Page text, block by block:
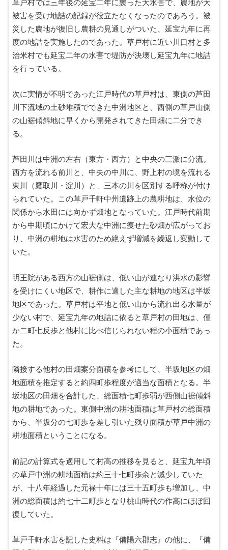
被害を受け地詰の記録が役立たなくなったのであろう。被
災した農地が復旧し農耕の見通しがついた、延宝九年に再
度の地詰を実施したのであった。草戸村に近い川口村と多
治米村でも延宝二年の水害で堤防が決壊し延宝九年に地詰
を行っている。
次に実情が不明であった江戸時代の草戸村は、東側の芦田
川下流域の土砂堆積でできた中洲地区と、西側の草戸山側
の山裾傾斜地に早くから開発されてきた田畑に二分でき
る。
芦田川は中洲の左右（東方・西方）と中央の三派に分流。
西方を流れる前川と、中央の中川に、野上村の境を流れる
東川（鷹取川・淀川）と、三本の川を区別する呼称が付け
られていた。この草戸千軒中州遺跡上の農耕地は、水位の
関係から水田には向かず畑地となっていた。江戸時代前期
から中期頃にかけて宏大な中洲に痩せた砂畑が広がってお
り、中洲の耕地は水害のため絶えず増減を繰返し変動して
いた。
明王院がある西方の山裾側は、低い山が連なり洪水の影響
を受けにくい地区で、耕作に適した主な耕地の地区は半坂
地区であった。草戸村は平地と低い山から流れ出る水量が
少ない村で、延宝九年の地詰に依ると草戸村の田地は、僅
か二町七反歩と他村に比べ信じられない程の小面積であっ
た。
隣接する他村の田畑案分面積を参考にして、半坂地区の畑
地面積を推定すると約四町歩程度が適当な面積となる。半
坂地区の田畑を合計した、総面積七町歩弱が西側山裾傾斜
地の耕地であった。東側中洲の耕地面積は草戸村の総面積
から、半坂分の七町歩を差し引いた残り面積が草戸中洲の
耕地面積ということになる。
前記の計算式を適用して村高の推移を見ると、延宝九年頃
の草戸中洲の耕地面積は約三十七町歩余と減少していた
が、十八年経過した元禄十年には三十五町歩も増加し、中
洲の総面積は約七十二町歩となり桃山時代の作高にほぼ回
復していた。
草戸千軒水害を記した史料は『備陽六郡志』の他に、『備